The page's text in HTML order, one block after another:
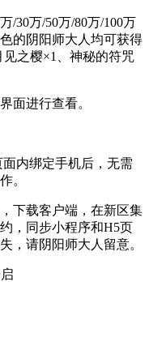
/30万/50万/80万/100万
的阴阳师大人均可获得
之樱×1、神秘的符咒
面进行查看。
内绑定手机后，无需
。
下载客户端，在新区集
，同步小程序和H5页
，请阴阳师大人留意。